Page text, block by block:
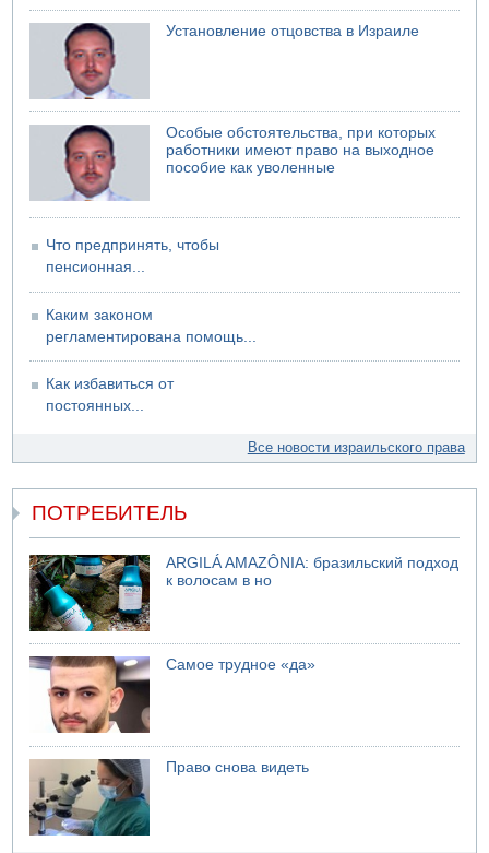
Установление отцовства в Израиле
Особые обстоятельства, при которых
работники имеют право на выходное
пособие как уволенные
Что предпринять, чтобы
пенсионная...
Каким законом
регламентирована помощь...
Как избавиться от
постоянных...
Все новости израильского права
ПОТРЕБИТЕЛЬ
ARGILÁ AMAZÔNIA: бразильский подход
к волосам в но
Самое трудное «да»
Право снова видеть